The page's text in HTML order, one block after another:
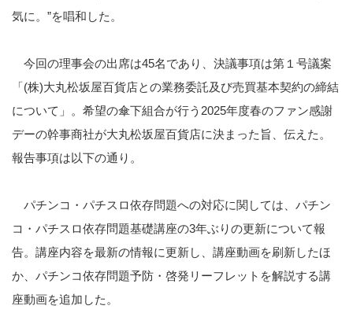
気に。 ”を唱和した。
今回の理事会の出席は45名であり、決議事項は第１号議案
「(株)大丸松坂屋百貨店との業務委託及び売買基本契約の締結
について」。希望の傘下組合が行う 2025年度春のファン感謝
デーの幹事商社が大丸松坂屋百貨店に決まった旨、伝えた。
報告事項は以下の通り。
パチンコ・パチスロ依存問題への対応に関しては、パチン
コ・パチスロ依存問題基礎講座の3年ぶりの更新について報
告。講座内容を最新の情報に更新し、講座動画を刷新したほ
か、パチンコ依存問題予防・啓発リーフレットを解説する講
座動画を追加した。